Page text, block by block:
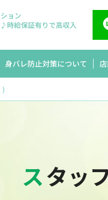
ョン
時給保証有りで高収入
身バレ防止対策について
)
スタ